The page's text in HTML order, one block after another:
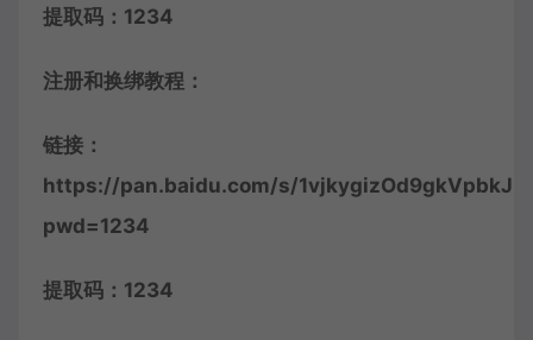
提取码：1234
注册和换绑教程：
链接：
https://pan.baidu.com/s/
pwd=1234
提取码：1234